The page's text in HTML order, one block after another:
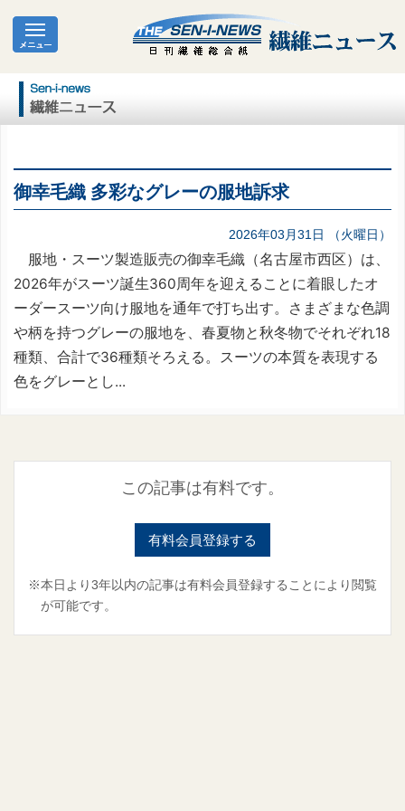
御幸毛織 多彩なグレーの服地訴求
2026年03月31日 （火曜日）
服地・スーツ製造販売の御幸毛織（名古屋市西区）は、
2026年がスーツ誕生360周年を迎えることに着眼したオ
ーダースーツ向け服地を通年で打ち出す。さまざまな色調
や柄を持つグレーの服地を、春夏物と秋冬物でそれぞれ18
種類、合計で36種類そろえる。スーツの本質を表現する
色をグレーとし...
この記事は有料です。
有料会員登録する
※本日より3年以内の記事は有料会員登録することにより閲覧
が可能です。